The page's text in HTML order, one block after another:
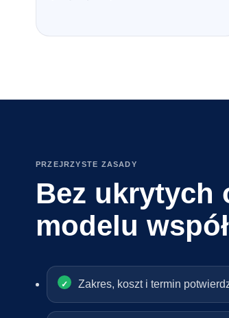
PRZEJRZYSTE ZASADY
Bez ukrytych
modelu
Zakres, koszt i termin